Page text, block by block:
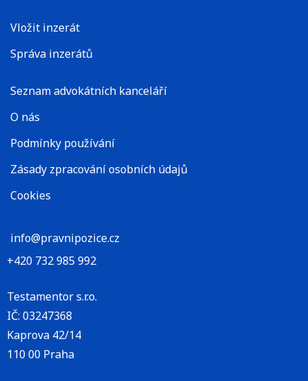
Vložit inzerát
Správa inzerátů
Seznam advokátních kanceláří
O nás
Podmínky používání
Zásady zpracování osobních údajů
Cookies
info@pravnipozice.cz
+420 732 985 992
Testamentor s.r.o.
IČ: 03247368
Kaprova 42/14
110 00 Praha